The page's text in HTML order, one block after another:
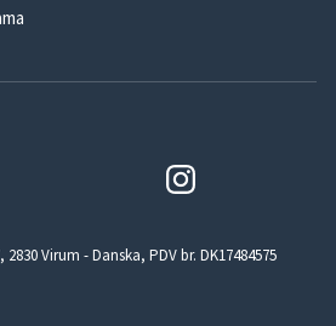
Virum - Danska, PDV br. DK17484575